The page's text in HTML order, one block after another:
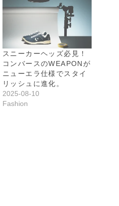
スニーカーヘッズ必見！
コンバースのWEAPONが
ニューエラ仕様でスタイ
リッシュに進化。
2025-08-10
Fashion